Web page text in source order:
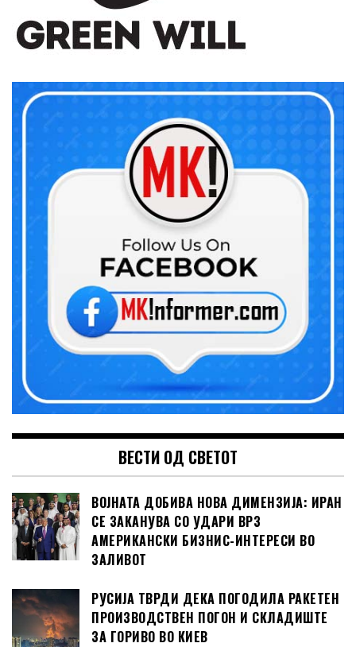
ВЕСТИ ОД СВЕТОТ
ВОЈНАТА ДОБИВА НОВА ДИМЕНЗИЈА: ИРАН
СЕ ЗАКАНУВА СО УДАРИ ВРЗ
АМЕРИКАНСКИ БИЗНИС-ИНТЕРЕСИ ВО
ЗАЛИВОТ
РУСИЈА ТВРДИ ДЕКА ПОГОДИЛА РАКЕТЕН
ПРОИЗВОДСТВЕН ПОГОН И СКЛАДИШТЕ
ЗА ГОРИВО ВО КИЕВ